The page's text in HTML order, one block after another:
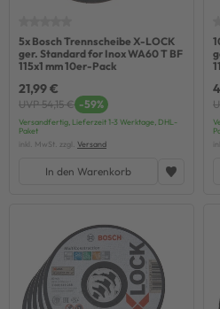
5x Bosch Trennscheibe X-LOCK
ger. Standard for Inox WA60 T BF
115x1 mm 10er-Pack
21,99 €
UVP 54,15 € -59%
Versandfertig, Lieferzeit 1-3 Werktage, DHL-
Paket
inkl. MwSt. zzgl. Versand
In den Warenkorb